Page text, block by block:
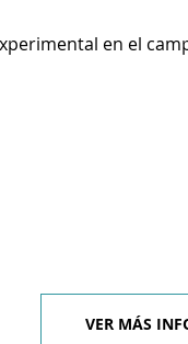
en el
VER MÁS